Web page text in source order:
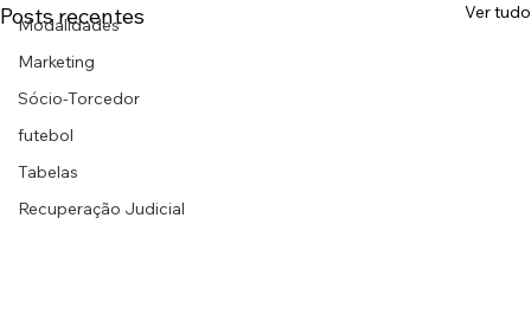
Modalidades
Marketing
Sócio-Torcedor
futebol
Tabelas
Recuperação Judicial
Posts recentes Ver tudo